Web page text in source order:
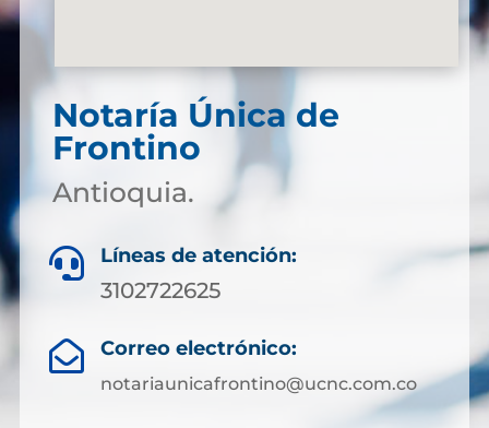
Notaría Única de
Frontino
Antioquia.
 Líneas de atención:
3102722625
 Correo electrónico:
notariaunicafrontino@ucnc.com.co